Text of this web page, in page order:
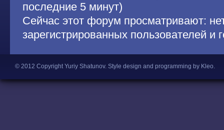
последние 5 минут)
Сейчас этот форум просматривают:
зарегистрированных пользователей и
© 2012 Copyright Yuriy Shatunov. Style design and programming by Kleo.